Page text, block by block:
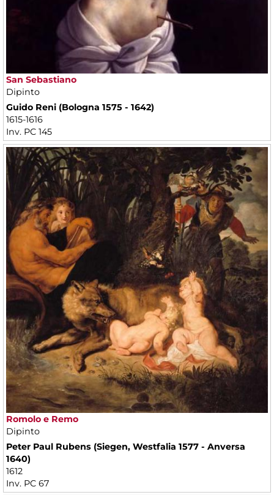
San Sebastiano
Dipinto
Guido Reni (Bologna 1575 - 1642)
1615-1616
Inv. PC 145
Romolo e Remo
Dipinto
Peter Paul Rubens (Siegen, Westfalia 1577 - Anversa
1640)
1612
Inv. PC 67